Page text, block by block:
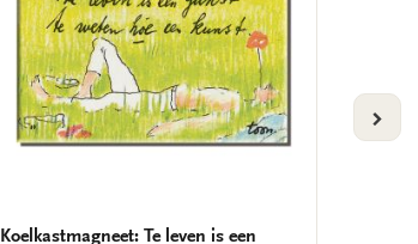
Koelkastmagneet: Te leven is een